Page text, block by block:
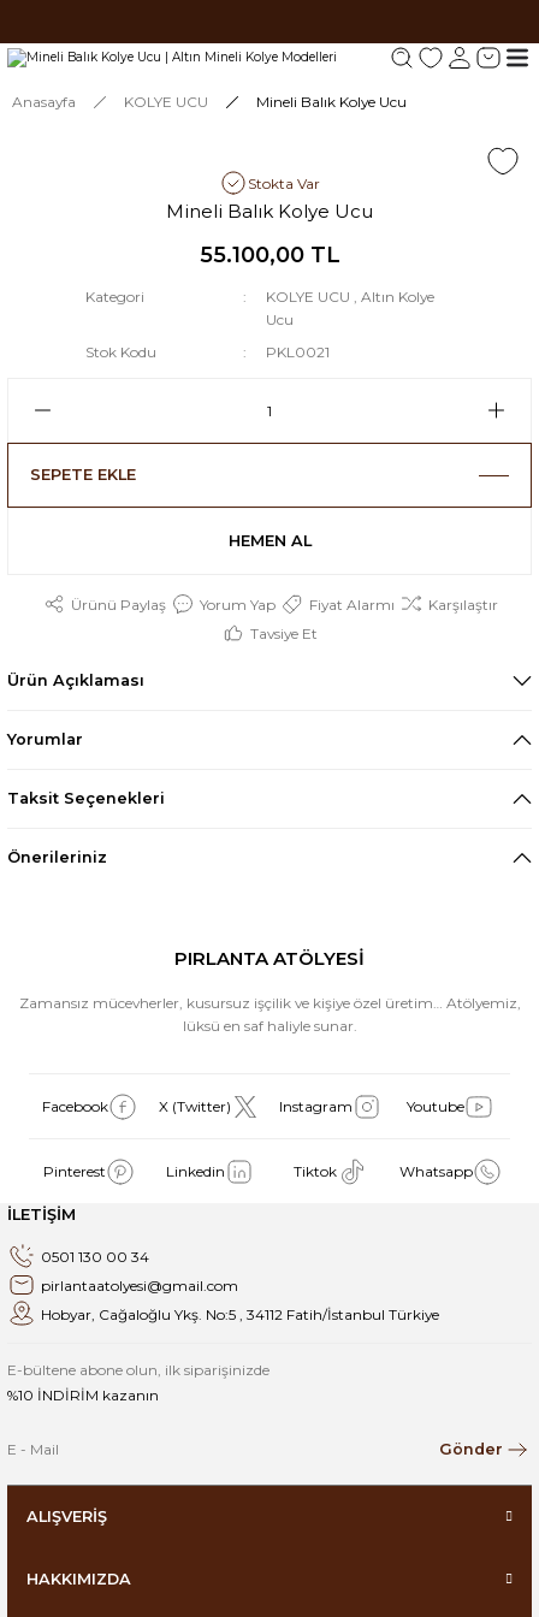
Tüm siparişlerde 1000 TL ve üzeri ücretsiz kargo. #3
Anasayfa KOLYE UCU Mineli Balık Kolye Ucu
Stokta Var
Mineli Balık Kolye Ucu
55.100,00 TL
Kategori KOLYE UCU ,Altın Kolye
Ucu
Stok Kodu
PKL0021
SEPETE EKLE
HEMEN AL
Ürünü Paylaş Yorum Yap Fiyat Alarmı
Karşılaştır
Tavsiye Et
Ürün Açıklaması
Yorumlar
Taksit Seçenekleri
Önerileriniz
PIRLANTA ATÖLYESİ
Zamansız mücevherler, kusursuz işçilik ve kişiye özel üretim… Atölyemiz,
lüksü en saf haliyle sunar.
Facebook X (Twitter) Instagram Youtube
Pinterest Linkedin Tiktok Whatsapp
İLETİŞİM
0501 130 00 34
pirlantaatolyesi@gmail.com
Hobyar, Cağaloğlu Ykş. No:5 , 34112 Fatih/İstanbul Türkiye
E-bültene abone olun, ilk siparişinizde
%10 İNDİRİM kazanın
Gönder
ALIŞVERİŞ
HAKKIMIZDA